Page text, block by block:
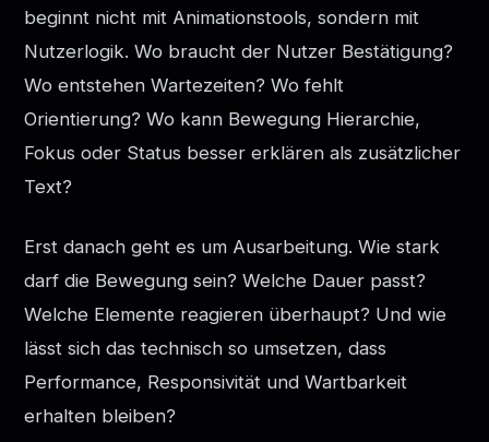
beginnt nicht mit Animationstools, sondern mit
Nutzerlogik. Wo braucht der Nutzer Bestätigung?
Wo entstehen Wartezeiten? Wo fehlt
Orientierung? Wo kann Bewegung Hierarchie,
Fokus oder Status besser erklären als zusätzlicher
Text?
Erst danach geht es um Ausarbeitung. Wie stark
darf die Bewegung sein? Welche Dauer passt?
Welche Elemente reagieren überhaupt? Und wie
lässt sich das technisch so umsetzen, dass
Performance, Responsivität und Wartbarkeit
erhalten bleiben?